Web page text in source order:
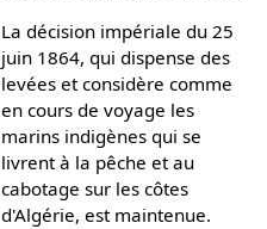
La décision impériale du 25
juin 1864, qui dispense des
levées et considère comme
en cours de voyage les
marins indigènes qui se
livrent à la pêche et au
cabotage sur les côtes
d'Algérie, est maintenue.